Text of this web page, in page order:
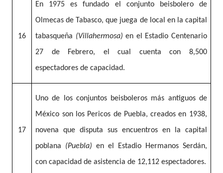
16
En 1975 es fundado el conjunto beisbolero de
Olmecas de Tabasco, que juega de local en la capital
tabasqueña (Villahermosa) en el Estadio Centenario
27 de Febrero, el cual cuenta con 8,500
espectadores de capacidad.
17
Uno de los conjuntos beisboleros más antiguos de
México son los Pericos de Puebla, creados en 1938,
novena que disputa sus encuentros en la capital
poblana (Puebla) en el Estadio Hermanos Serdán,
con capacidad de asistencia de 12,112 espectadores.